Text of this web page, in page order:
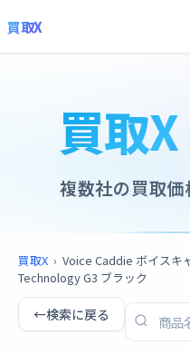
買取X
買取X
複数社の買取
買取X › Voice Caddie ボイスキ
Technology G3 ブラック
←検索に戻る